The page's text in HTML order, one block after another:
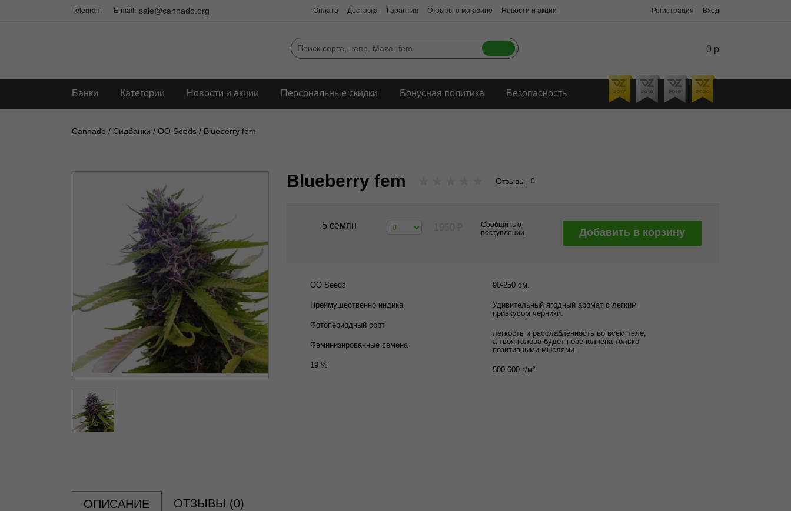
Telegram E-mail: sale@cannado.org Оплата Доставка Гарантия Отзывы о магазине Новости и акции Регистрация Вход
0 р
Банки Категории Новости и акции Персональные скидки Бонусная политика Безопасность
Cannado / Сидбанки / OO Seeds / Blueberry fem
Blueberry fem Отзывы 0
5 семян
Сообщить о
поступлении
Добавить в корзину
OO Seeds
Преимущественно индика
Фотопериодный сорт
Феминизированные семена
19 %
90-250 см.
Удивительный ягодный аромат с легким
привкусом черники.
легкость и расслабленность во всем теле,
а твоя голова будет переполнена только
позитивными мыслями.
500-600 г/м²
ОПИСАНИЕ ОТЗЫВЫ (0)